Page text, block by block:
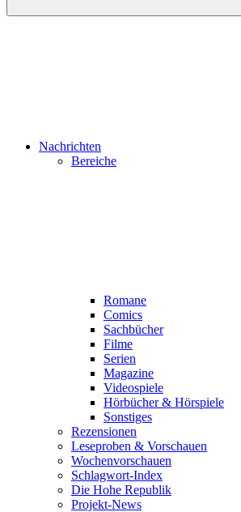
Nachrichten
Bereiche
Romane
Comics
Sachbücher
Filme
Serien
Magazine
Videospiele
Hörbücher & Hörspiele
Sonstiges
Rezensionen
Leseproben & Vorschauen
Wochenvorschauen
Schlagwort-Index
Die Hohe Republik
Projekt-News